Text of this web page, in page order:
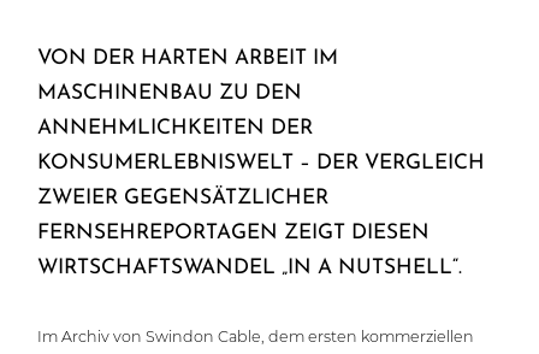
VON DER HARTEN ARBEIT IM
MASCHINENBAU ZU DEN
ANNEHMLICHKEITEN DER
KONSUMERLEBNISWELT – DER VERGLEICH
ZWEIER GEGENSÄTZLICHER
FERNSEHREPORTAGEN ZEIGT DIESEN
WIRTSCHAFTSWANDEL „IN A NUTSHELL“.
Im Archiv von Swindon Cable, dem ersten kom­mer­zi­el­len